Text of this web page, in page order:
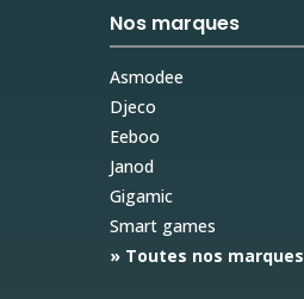
Nos marques
Asmodee
Djeco
Eeboo
Janod
Gigamic
Smart games
» Toutes nos marques